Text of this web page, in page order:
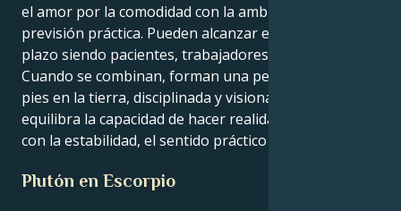
el amor por la comodidad con la ambición y la
previsión práctica. Pueden alcanzar el éxito a largo
plazo siendo pacientes, trabajadores y perspicaces.
Cuando se combinan, forman una persona con los
pies en la tierra, disciplinada y visionaria, que
equilibra la capacidad de hacer realidad los sueños
con la estabilidad, el sentido práctico y el propósito.
Plutón en Escorpio